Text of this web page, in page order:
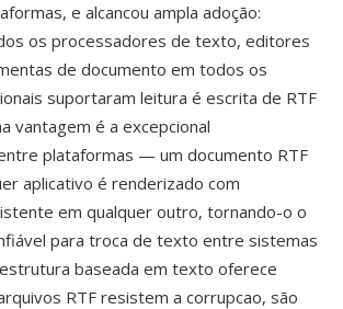
e alcancou ampla adoção:
os processadores de texto, editores
de documento em todos os
suportaram leitura é escrita de RTF
vantagem é a excepcional
plataformas — um documento RTF
aplicativo é renderizado com
em qualquer outro, tornando-o o
para troca de texto entre sistemas
baseada em texto oferece
RTF resistem a corrupcao, são